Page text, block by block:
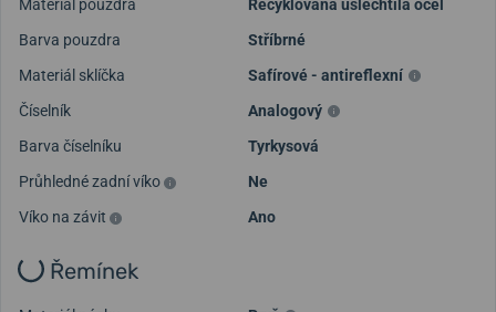
Materiál pouzdra
Recyklovaná ušlechtilá ocel
Barva pouzdra
Stříbrné
Materiál sklíčka
Safírové - antireflexní
Číselník
Analogový
Barva číselníku
Tyrkysová
Průhledné zadní víko
Ne
Víko na závit
Ano
Řemínek